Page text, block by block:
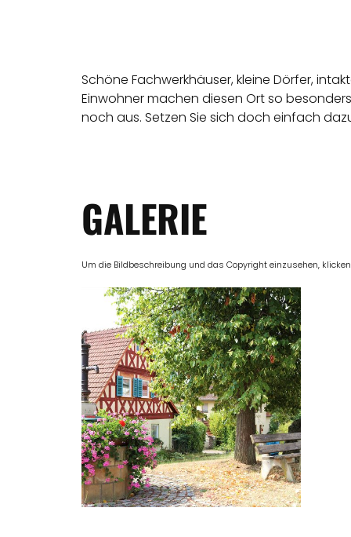
Schöne Fachwerkhäuser, kleine Dörfer,
Einwohner machen diesen Ort so
noch aus. Setzen Sie sich doch einfach
GALERIE
Um die Bildbeschreibung und das Copyright einzusehen,